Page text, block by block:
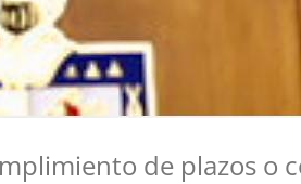
de plazos o